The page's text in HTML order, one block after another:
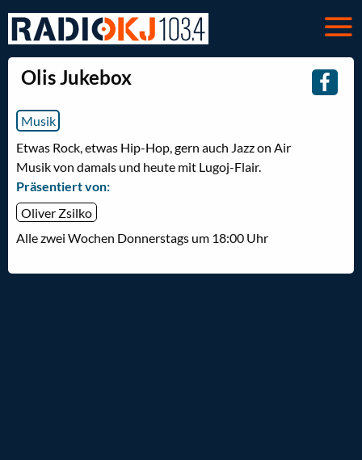
Olis Jukebox
Musik
Etwas Rock, etwas Hip-Hop, gern auch Jazz on Air
Musik von damals und heute mit Lugoj-Flair.
Präsentiert von:
Oliver Zsilko
Alle zwei Wochen Donnerstags um 18:00 Uhr